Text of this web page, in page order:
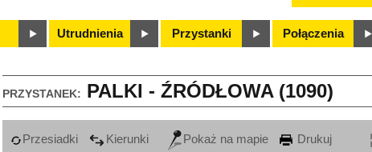
Utrudnienia Przystanki Połączenia
PRZYSTANEK: PALKI - ŹRÓDŁOWA (1090)
Przesiadki Kierunki Pokaż na mapie Drukuj